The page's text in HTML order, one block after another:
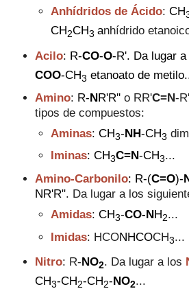
Anhídridos de Ácido: CH
CH2CH3 anhídrido
Acilo: R-CO-O-R'. Da lugar a
COO-CH3 etanoato de
Amino: R-NR'R'' o RR'C=N-
tipos de compuestos:
Aminas: CH3-NH-CH3
Iminas: CH3C=N-CH3...
Amino-Carbonilo: R-(C=O)-
NR'R". Da lugar a los
Amidas: CH3-CO-NH2...
Imidas: HCONHCOCH3
Nitro: R-NO2. Da lugar a los
CH3-CH2-CH2- NO2...